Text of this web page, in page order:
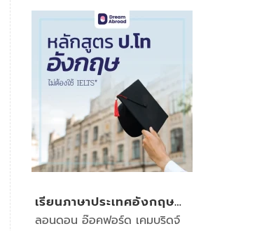
เรียนภาษาประเทศอังกฤษ
พร้อมโปรโมชั่น
ลอนดอน อ๊อคฟอร์ด เคมบริดจ์